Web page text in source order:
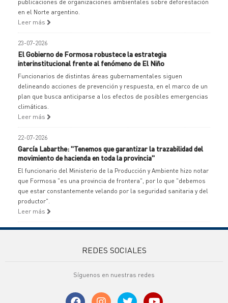
publicaciones de organizaciones ambientales sobre deforestación
en el Norte argentino.
Leer más
23-07-2026
El Gobierno de Formosa robustece la estrategia
interinstitucional frente al fenómeno de El Niño
Funcionarios de distintas áreas gubernamentales siguen
delineando acciones de prevención y respuesta, en el marco de un
plan que busca anticiparse a los efectos de posibles emergencias
climáticas.
Leer más
22-07-2026
García Labarthe: "Tenemos que garantizar la trazabilidad del
movimiento de hacienda en toda la provincia"
El funcionario del Ministerio de la Producción y Ambiente hizo notar
que Formosa "es una provincia de frontera", por lo que "debemos
que estar constantemente velando por la seguridad sanitaria y del
productor".
Leer más
REDES SOCIALES
Síguenos en nuestras redes